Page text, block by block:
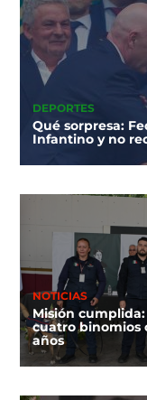
DEPORTES
Qué sorpresa:
Infantino y no
NOTICIAS
Misión
cuatro binomios
años